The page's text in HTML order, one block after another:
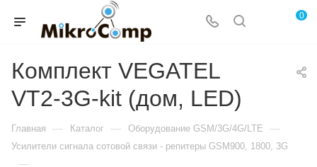
0
Комплект VEGATEL
VT2-3G-kit (дом, LED)
Главная — Каталог — Оборудование GSM/3G/4G/LTE —
Усилители сигнала сотовой связи - репитеры GSM900, 1800, 3G
—